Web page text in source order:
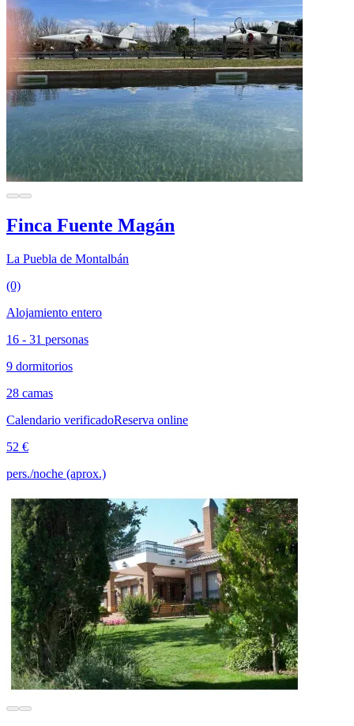
Finca Fuente Magán
La Puebla de Montalbán
(0)
Alojamiento entero
16 - 31 personas
9 dormitorios
28 camas
Calendario verificadoReserva online
52 €
pers./noche (aprox.)